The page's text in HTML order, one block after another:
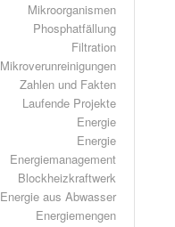
Mikroorganismen
Phosphatfällung
Filtration
Mikroverunreinigungen
Zahlen und Fakten
Laufende Projekte
Energie
Energie
Energiemanagement
Blockheizkraftwerk
Energie aus Abwasser
Energiemengen